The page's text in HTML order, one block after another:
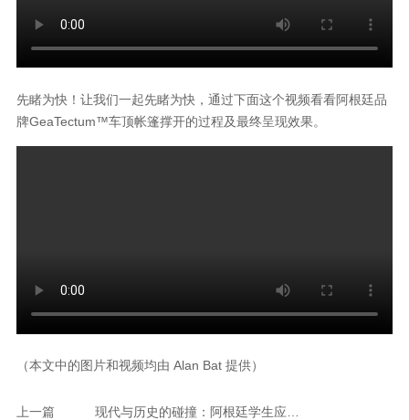
先睹为快！让我们一起先睹为快，通过下面这个视频看看阿根廷品
牌GeaTectum™车顶帐篷撑开的过程及最终呈现效果。
（本文中的图片和视频均由 Alan Bat 提供）
上一篇